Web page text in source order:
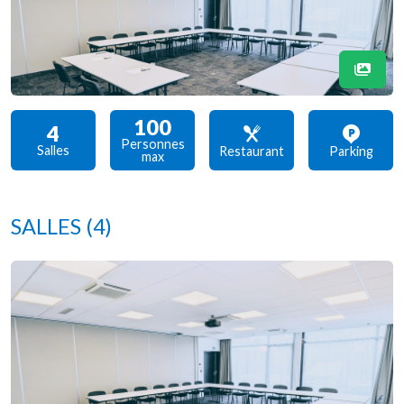
4
Salles
100
Personnes
max
Restaurant Parking
SALLES (4)